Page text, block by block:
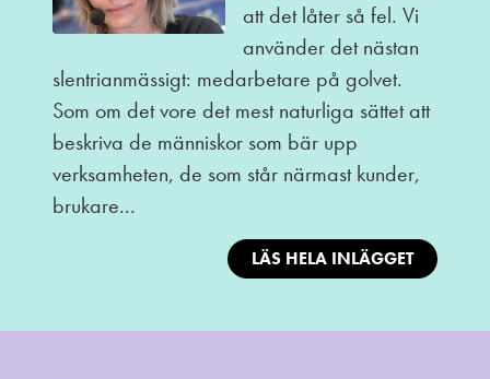
att det låter så fel. Vi
använder det nästan
slentrianmässigt: medarbetare på golvet.
Som om det vore det mest naturliga sättet att
beskriva de människor som bär upp
verksamheten, de som står närmast kunder,
brukare...
LÄS HELA INLÄGGET